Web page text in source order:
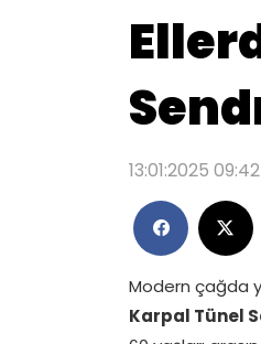
13:01:2025 09:42
Modern çağda
Karpal Tünel